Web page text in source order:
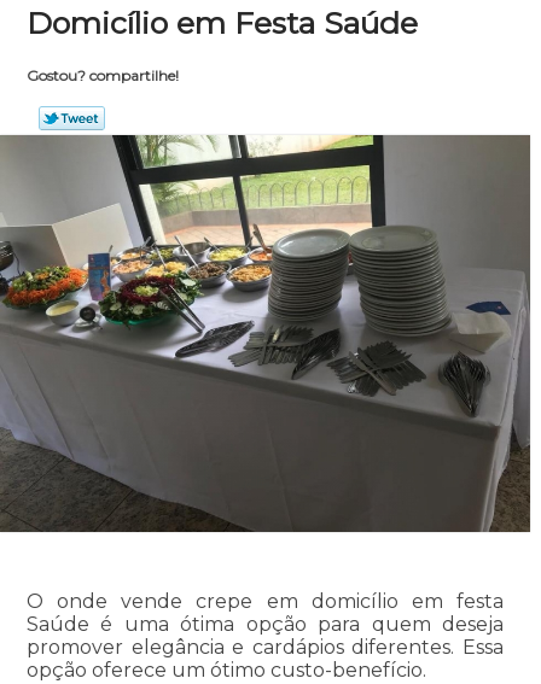
Domicílio em Festa Saúde
Gostou? compartilhe!
O onde vende crepe em domicílio em festa
Saúde é uma ótima opção para quem deseja
promover elegância e cardápios diferentes. Essa
opção oferece um ótimo custo-benefício.